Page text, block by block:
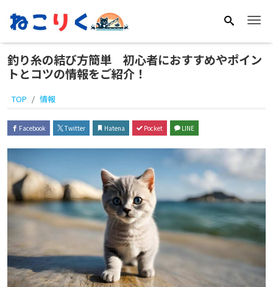
釣り糸の結び方簡単 初心者におすすめやポイン
トとコツの情報をご紹介！
TOP 情報
Facebook Twitter Hatena Pocket LINE